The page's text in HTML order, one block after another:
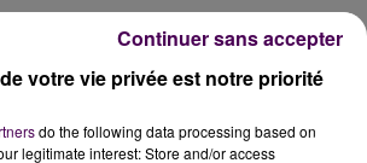
votre vie privée est notre priorité
do the following data processing based on
legitimate interest: Store and/or access
Continuer sans accepter